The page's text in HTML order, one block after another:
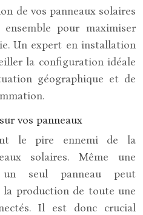
de vos panneaux solaires
pour maximiser
Un expert en installation
la configuration idéale
géographique et de
vos panneaux
le pire ennemi de la
solaires. Même une
seul panneau peut
production de toute une
Il est donc crucial